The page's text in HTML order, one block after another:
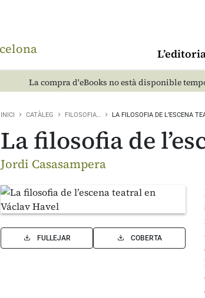
La compra d'eBooks no està disponible
INICI CATÀLEG FILOSOFIA… LA FILOSOFIA DE L’ESCENA
La filosofia de
Jordi Casasampera
FULLEJAR COBERTA